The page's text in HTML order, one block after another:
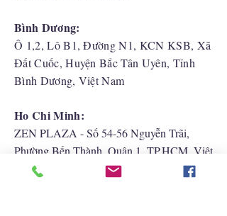
Bình Dương:
Ô 1,2, Lô B1, Đường N1, KCN KSB, Xã
Đất Cuốc, Huyện Bắc Tân Uyên, Tỉnh
Bình Dương, Việt Nam
Ho Chi Minh:
ZEN PLAZA - Số 54-56 Nguyễn Trãi,
Phường Bến Thành, Quận 1, TP.HCM, Việt
Nam